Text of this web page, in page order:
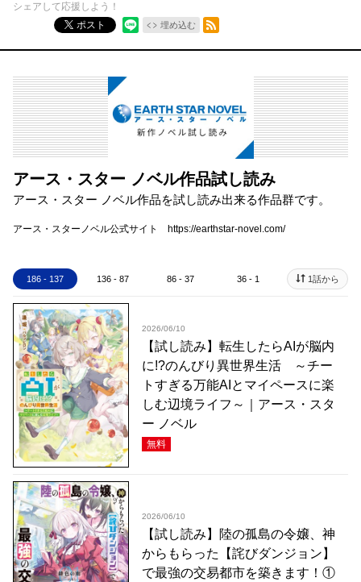
シェアして応援しよう！
ポスト
埋め込む
RSSフィード
アース・スター ノベル作品試し読み
アース・スター ノベル作品を試し読み出来る作品群です。
アース・スターノベル公式サイト https://earthstar-novel.com/
186 - 137 136 - 87 86 - 37 36 - 1 1話から
2026/06/10
【試し読み】転生したらAIが脳内
に!?のんびり異世界生活 ～チー
トすぎる万能AIとマイペースに楽
しむ辺境ライフ～｜アース・スタ
ー ノベル
無料
2026/06/10
【試し読み】陸の孤島の令嬢、神
からもらった【詫びダンジョン】
で最強の交易都市を築きます！①